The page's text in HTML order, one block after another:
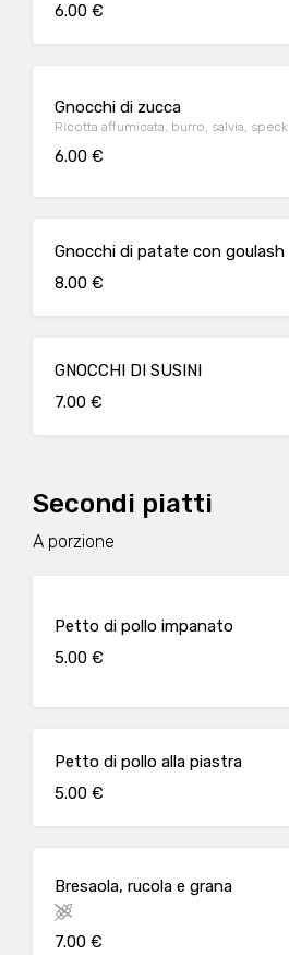
6.00 €
Gnocchi di zucca
Ricotta affumicata, burro, salvia, speck
6.00 €
Gnocchi di patate con goulash
8.00 €
GNOCCHI DI SUSINI
7.00 €
Secondi piatti
A porzione
Petto di pollo impanato
5.00 €
Petto di pollo alla piastra
5.00 €
Bresaola, rucola e grana
7.00 €